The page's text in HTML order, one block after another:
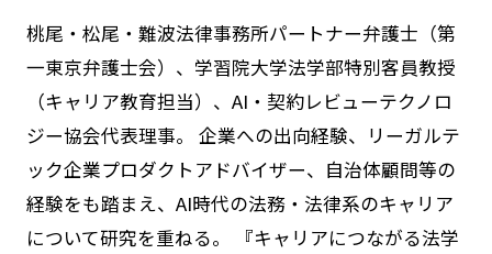
桃尾・松尾・難波法律事務所パートナー弁護士（第
一東京弁護士会）、学習院大学法学部特別客員教授
（キャリア教育担当）、AI・契約レビューテクノロ
ジー協会代表理事。 企業への出向経験、リーガルテ
ック企業プロダクトアドバイザー、自治体顧問等の
経験をも踏まえ、AI時代の法務・法律系のキャリア
について研究を重ねる。 『キャリアにつながる法学